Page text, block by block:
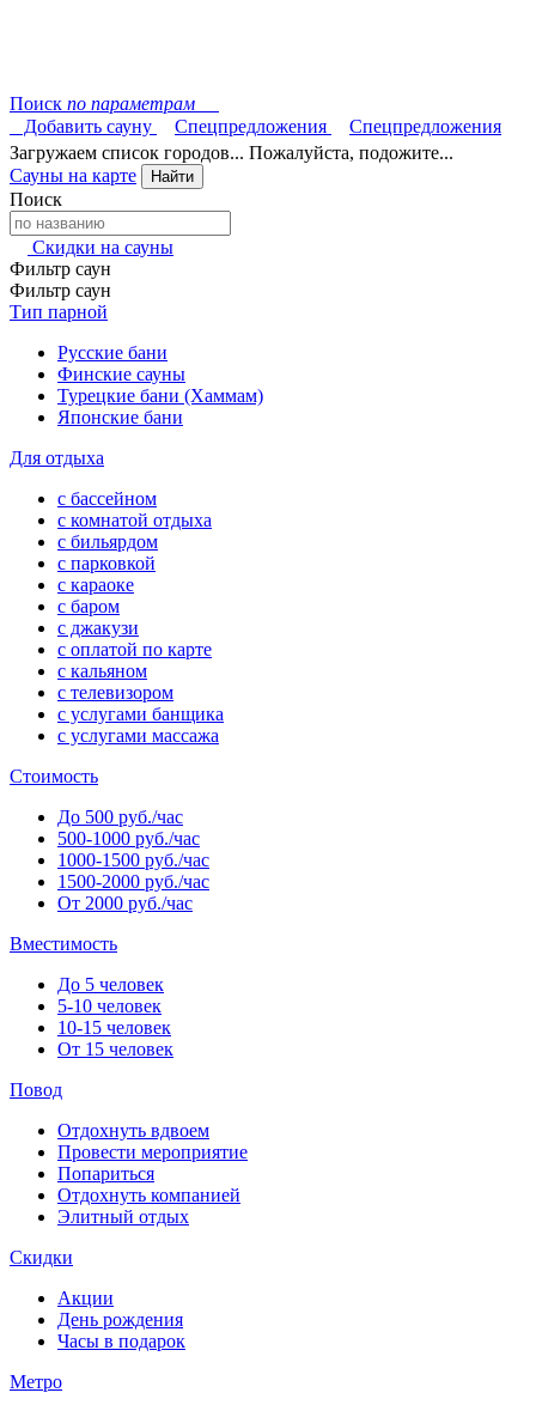
Поиск по параметрам
Добавить сауну
Спецпредложения
Спецпредложения
Загружаем список городов... Пожалуйста, подожите...
Сауны на карте
Найти
Поиск
Скидки на сауны
Фильтр саун
Фильтр саун
Тип парной
Русские бани
Финские сауны
Турецкие бани (Хаммам)
Японские бани
Для отдыха
с бассейном
с комнатой отдыха
с бильярдом
с парковкой
с караоке
с баром
с джакузи
с оплатой по карте
с кальяном
с телевизором
с услугами банщика
с услугами массажа
Стоимость
До 500 руб./час
500-1000 руб./час
1000-1500 руб./час
1500-2000 руб./час
От 2000 руб./час
Вместимость
До 5 человек
5-10 человек
10-15 человек
От 15 человек
Повод
Отдохнуть вдвоем
Провести мероприятие
Попариться
Отдохнуть компанией
Элитный отдых
Скидки
Акции
День рождения
Часы в подарок
Метро